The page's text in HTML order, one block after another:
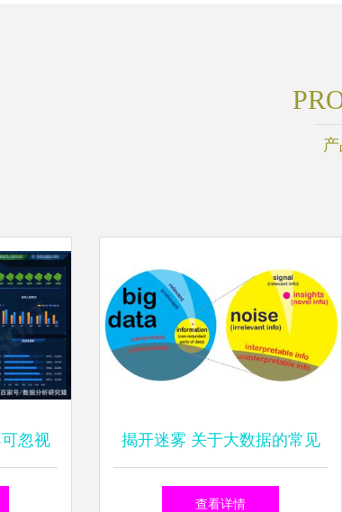
忽视 揭开迷雾 关于大数据的常见
误解与真实的大数据服务
查看详情